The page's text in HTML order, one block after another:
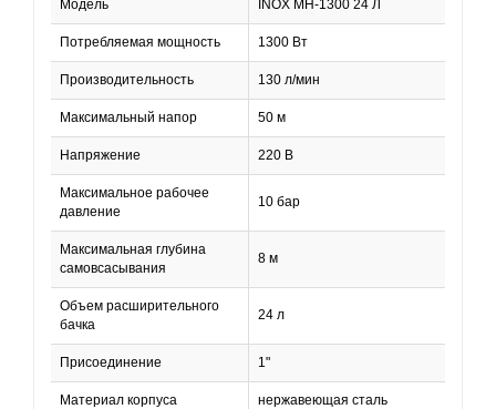
Модель INOX МН-1300 24 Л
Потребляемая мощность 1300 Вт
Производительность 130 л/мин
Максимальный напор 50 м
Напряжение 220 В
Максимальное рабочее
давление
10 бар
Максимальная глубина
самовсасывания
8 м
Объем расширительного
бачка
24 л
Присоединение 1"
Материал корпуса нержавеющая сталь